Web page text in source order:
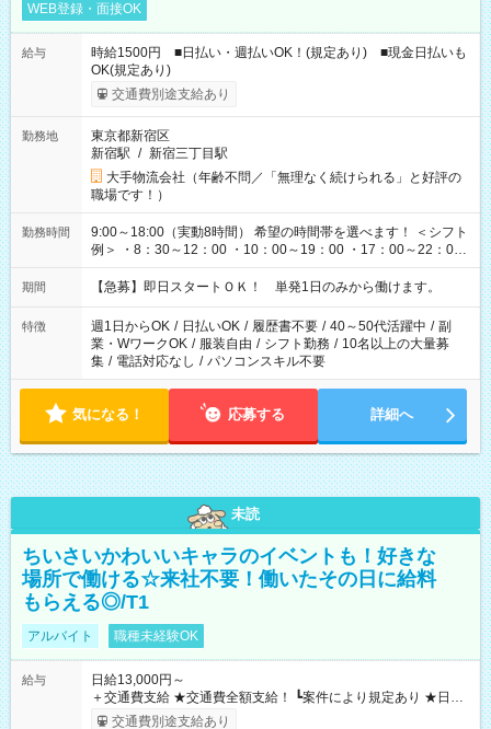
WEB登録・面接OK
給与
時給1500円 ■日払い・週払いOK！(規定あり) ■現金日払いも
OK(規定あり)
交通費別途支給あり
勤務地
東京都新宿区
新宿駅 / 新宿三丁目駅
大手物流会社（年齢不問／「無理なく続けられる」と好評の
職場です！）
勤務時間
9:00～18:00（実動8時間） 希望の時間帯を選べます！ ＜シフト
例＞ ・8：30～12：00 ・10：00～19：00 ・17：00～22：00
・13：00～22：00 ・22：00～翌6：00 など
期間 【急募】即日スタートＯＫ！ 単発1日のみから働けます。
特徴 週1日からOK / 日払いOK / 履歴書不要 / 40～50代活躍中 / 副
業・WワークOK / 服装自由 / シフト勤務 / 10名以上の大量募
集 / 電話対応なし / パソコンスキル不要
気になる！ 応募する 詳細へ
未読
ちいさいかわいいキャラのイベントも！好きな
場所で働ける☆来社不要！働いたその日に給料
もらえる◎/T1
アルバイト 職種未経験OK
給与
日給13,000円～
＋交通費支給 ★交通費全額支給！ ┗案件により規定あり ★日払
いOK！（規定あり） ┗働いたその日に現金GET♪ お仕事後はコ
交通費別途支給あり